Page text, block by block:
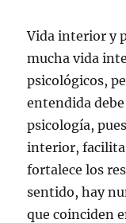
Vida interior y
mucha vida
psicológicos,
entendida
psicología,
interior, facilita
fortalece los
sentido, hay
que coinciden